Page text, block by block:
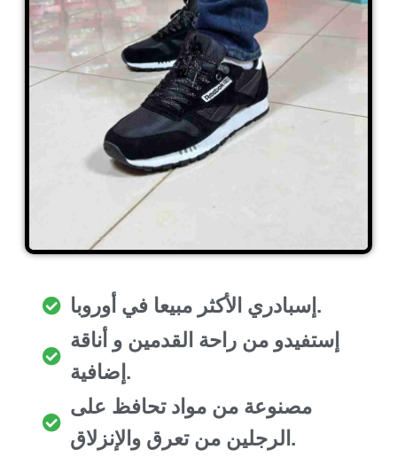
إسبادري الأكثر مبيعا في أوروبا.
إستفيدو من راحة القدمين و أناقة
إضافية.
مصنوعة من مواد تحافظ على
الرجلين من تعرق والإنزلاق.